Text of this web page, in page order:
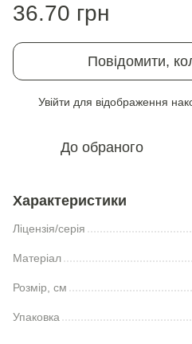
36.70 грн
Повідомити,
Увійти для відображення
До обраного
Характеристики
Ліцензія/серія
Матеріал
Розмір, см
Упаковка